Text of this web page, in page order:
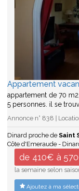
Appartement
appartement de 70
5 personnes. il se
Annonce n° 838 |
Dinard proche de Saint
Côte d'Emeraude -
de 410€ à
la semaine selon
Ajoutez à ma